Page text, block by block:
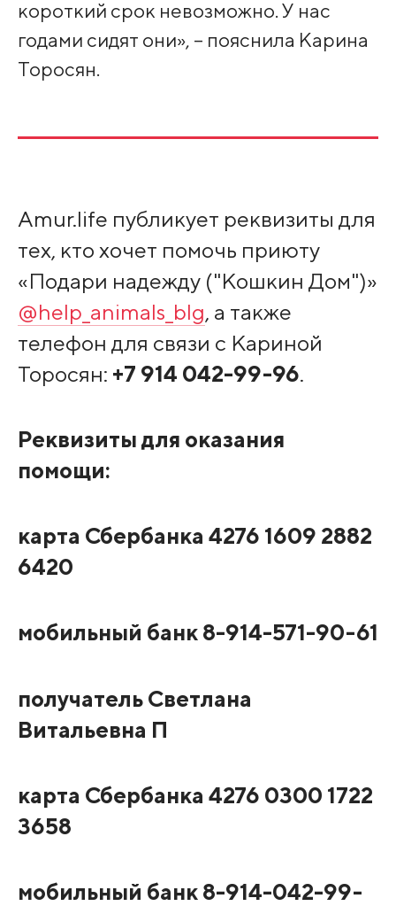
короткий срок невозможно. У нас
годами сидят они», – пояснила Карина
Торосян.
Amur.life публикует реквизиты для
тех, кто хочет помочь приюту
«Подари надежду ("Кошкин Дом")»
@help_animals_blg, а также
телефон для связи с Кариной
Торосян: +7 914 042-99-96.
Реквизиты для оказания
помощи:
карта Сбербанка 4276 1609 2882
6420
мобильный банк 8-914-571-90-61
получатель Светлана
Витальевна П
карта Сбербанка 4276 0300 1722
3658
мобильный банк 8-914-042-99-